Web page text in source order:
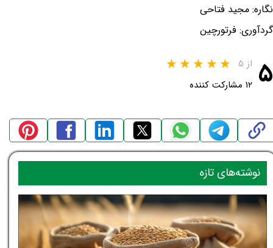
نگاره: مجید فتاحی
گردآوری: فرتورچین
۵ از ۵
۱۲ مشارکت کننده
نوشته‌های تازه